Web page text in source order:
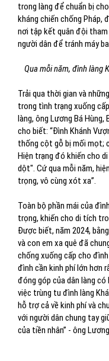
trong làng để chuẩn bị
kháng chiến chống Pháp,
nơi tập kết quân đội tham
người dân để tránh máy
Qua mỗi năm, đình làng
Trải qua thời gian và
trong tình trạng xuống
làng, ông Lương Bá
cho biết: “Đình Khánh
thống cột gỗ bị mối mọt;
Hiện trạng đó khiến cho
dột". Cứ qua mỗi năm,
trọng, vô cùng xót xa”.
Toàn bộ phần mái của
trọng, khiến cho di tích
Được biết, năm 2024,
và con em xa quê đã
chống xuống cấp cho
đình cần kinh phí lớn hơn
đóng góp của dân làng có
việc trùng tu đình làng
hỗ trợ cả về kinh phí và
với người dân chung tay
của tiền nhân” - ông